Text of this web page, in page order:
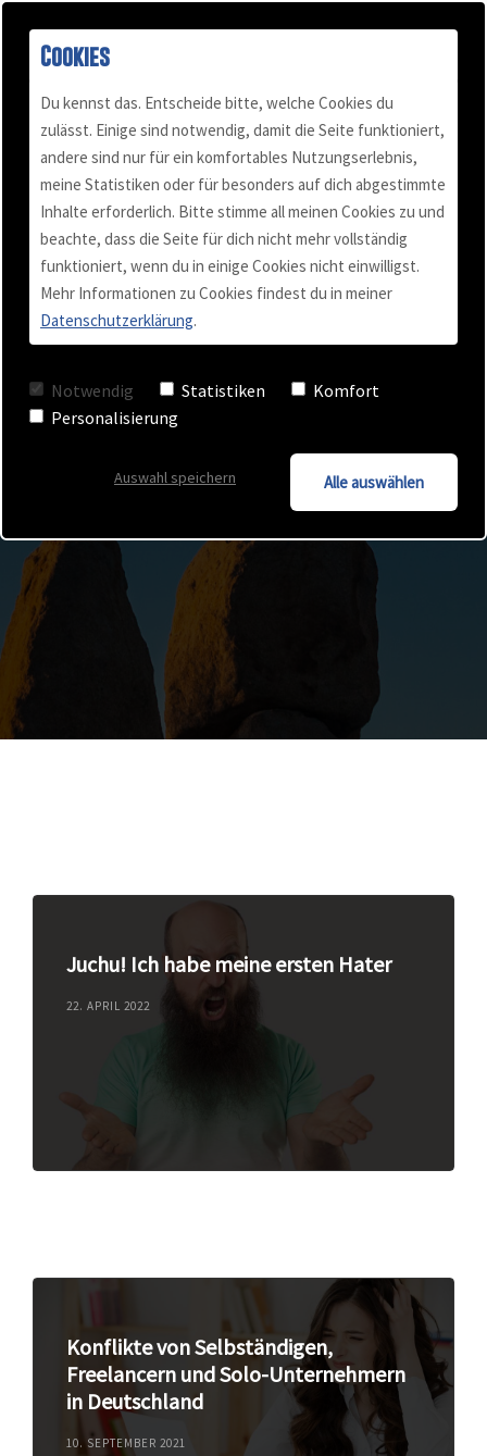
Kundenstimmen
Für Selbständige
Team Training
Business Coaching
Keynote - Vortrag
Blog
Videos
Checkliste
Termin vereinbaren
Konfliktkultur
Juchu! Ich habe meine ersten Hater
22. APRIL 2022
Konflikte von Selbständigen,
Freelancern und Solo-Unternehmern
in Deutschland
10. SEPTEMBER 2021
Cookies
Du kennst das. Entscheide bitte, welche Cookies du
zulässt. Einige sind notwendig, damit die Seite funktioniert,
andere sind nur für ein komfortables Nutzungserlebnis,
meine Statistiken oder für besonders auf dich abgestimmte
Inhalte erforderlich. Bitte stimme all meinen Cookies zu und
beachte, dass die Seite für dich nicht mehr vollständig
funktioniert, wenn du in einige Cookies nicht einwilligst.
Mehr Informationen zu Cookies findest du in meiner
Datenschutzerklärung.
Notwendig Statistiken
Komfort
Personalisierung
Auswahl speichern Alle auswählen